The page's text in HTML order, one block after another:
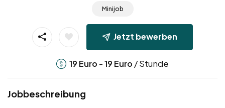
Minijob
Jetzt bewerben
19 Euro -19 Euro / Stunde
Jobbeschreibung